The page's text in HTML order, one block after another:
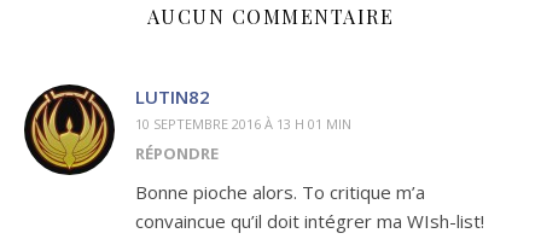
AUCUN COMMENTAIRE
LUTIN82
10 SEPTEMBRE 2016 À 13 H 01 MIN
RÉPONDRE
Bonne pioche alors. To critique m’a
convaincue qu’il doit intégrer ma WIsh-list!